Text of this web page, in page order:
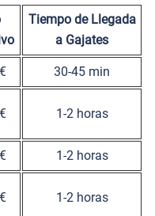
Tiempo de Llegada
a Gajates
30-45 min
1-2 horas
1-2 horas
1-2 horas